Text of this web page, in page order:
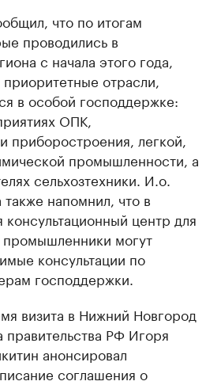
что по итогам
проводились в
с начала этого года,
отрасли,
в особой господдержке:
ОПК,
приборостроения, легкой,
промышленности, а
сельхозтехники. И.о.
напомнил, что в
центр для
могут
консультации по
господдержки.
визита в Нижний Новгород
правительства РФ Игоря
анонсировал
соглашения о